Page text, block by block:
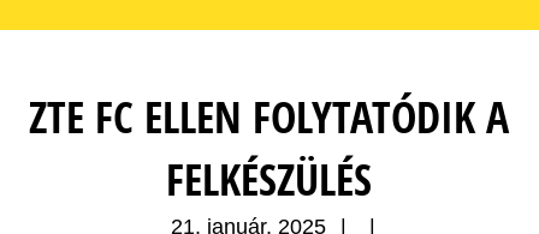
ZTE FC ELLEN FOLYTATÓDIK A
FELKÉSZÜLÉS
21. január, 2025